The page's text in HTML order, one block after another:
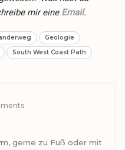
mir eine Email.
Geologie
South West Coast Path
gerne zu Fuß oder mit